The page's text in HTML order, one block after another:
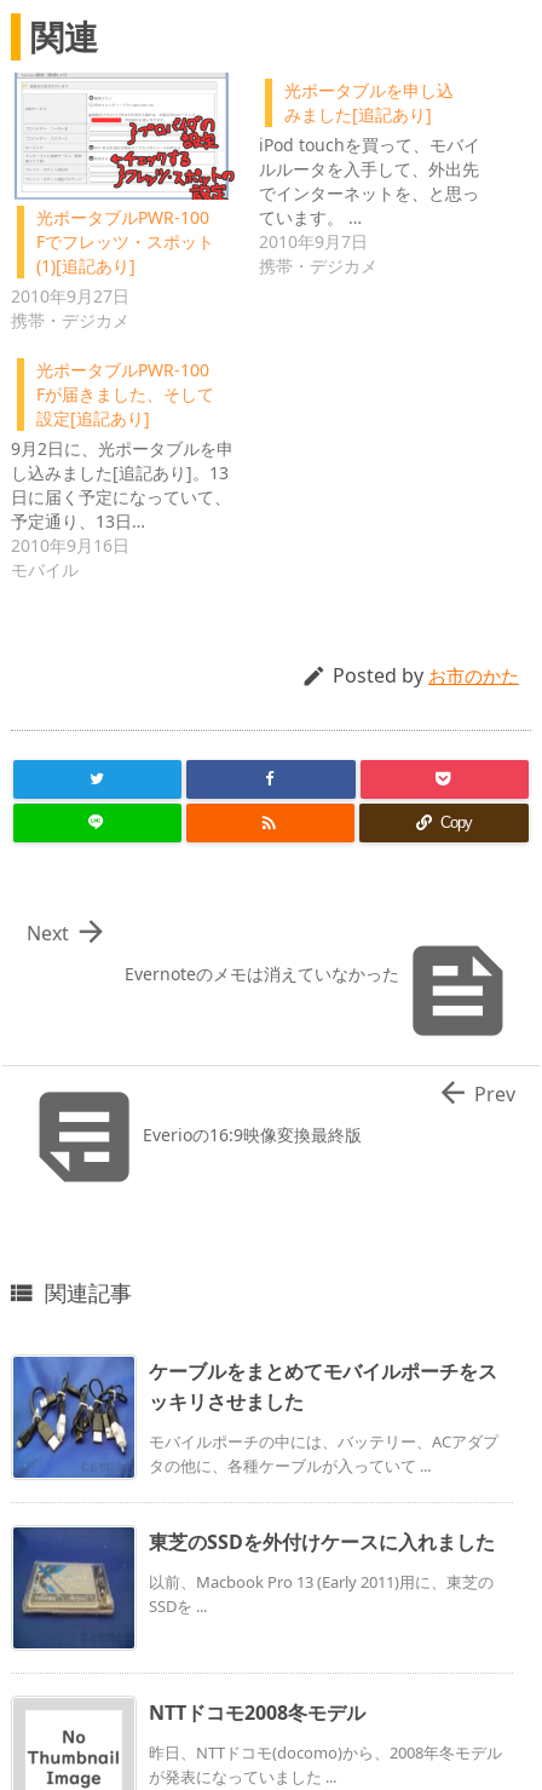
関連
光ポータブルPWR-100
Fでフレッツ・スポット
(1)[追記あり]
2010年9月27日
携帯・デジカメ
光ポータブルを申し込
みました[追記あり]
iPod touchを買って、モバイ
ルルータを入手して、外出先
でインターネットを、と思っ
ています。 …
2010年9月7日
携帯・デジカメ
光ポータブルPWR-100
Fが届きました、そして
設定[追記あり]
9月2日に、光ポータブルを申
し込みました[追記あり]。13
日に届く予定になっていて、
予定通り、13日…
2010年9月16日
モバイル
 Posted by お市のかた
 Copy

Evernoteのメモは消えていなかった

Next
Everioの16:9映像変換最終版
 Prev
 関連記事
ケーブルをまとめてモバイルポーチをス
ッキリさせました
モバイルポーチの中には、バッテリー、ACアダプ
タの他に、各種ケーブルが入っていて ...
東芝のSSDを外付けケースに入れました
以前、Macbook Pro 13 (Early 2011)用に、東芝の
SSDを ...
NTTドコモ2008冬モデル
昨日、NTTドコモ(docomo)から、2008年冬モデル
が発表になっていました ...